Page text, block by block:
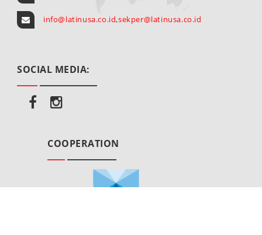
info@latinusa.co.id,sekper@latinusa.co.id
SOCIAL MEDIA:
COOPERATION